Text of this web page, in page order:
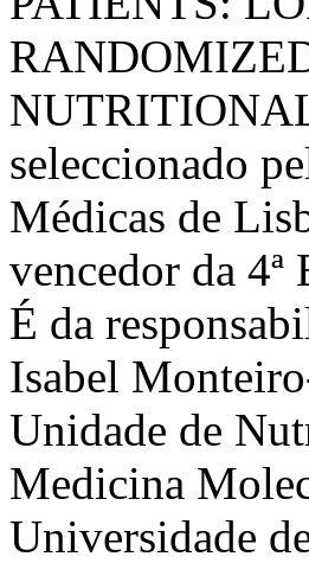
seleccionado
Médicas de
vencedor da
É da
Isabel
Unidade de
Medicina
Universidade